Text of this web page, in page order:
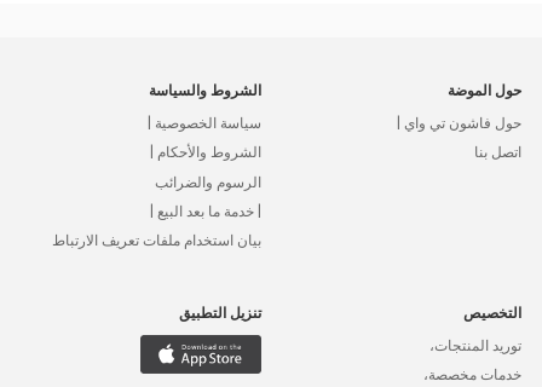
حول الموضة
حول فاشون تي واي |
اتصل بنا
الشروط والسياسة
سياسة الخصوصية |
الشروط والأحكام |
الرسوم والضرائب
| خدمة ما بعد البيع |
بيان استخدام ملفات تعريف الارتباط
التخصيص
توريد المنتجات،
خدمات مخصصة،
تنزيل التطبيق